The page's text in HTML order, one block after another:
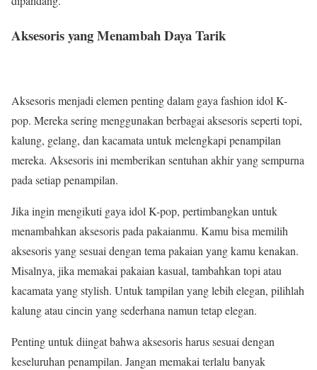
Aksesoris yang Menambah Daya Tarik
Aksesoris menjadi elemen penting dalam gaya fashion idol K-
pop. Mereka sering menggunakan berbagai aksesoris seperti topi,
kalung, gelang, dan kacamata untuk melengkapi penampilan
mereka. Aksesoris ini memberikan sentuhan akhir yang sempurna
pada setiap penampilan.
Jika ingin mengikuti gaya idol K-pop, pertimbangkan untuk
menambahkan aksesoris pada pakaianmu. Kamu bisa memilih
aksesoris yang sesuai dengan tema pakaian yang kamu kenakan.
Misalnya, jika memakai pakaian kasual, tambahkan topi atau
kacamata yang stylish. Untuk tampilan yang lebih elegan, pilihlah
kalung atau cincin yang sederhana namun tetap elegan.
Penting untuk diingat bahwa aksesoris harus sesuai dengan
keseluruhan penampilan. Jangan memakai terlalu banyak